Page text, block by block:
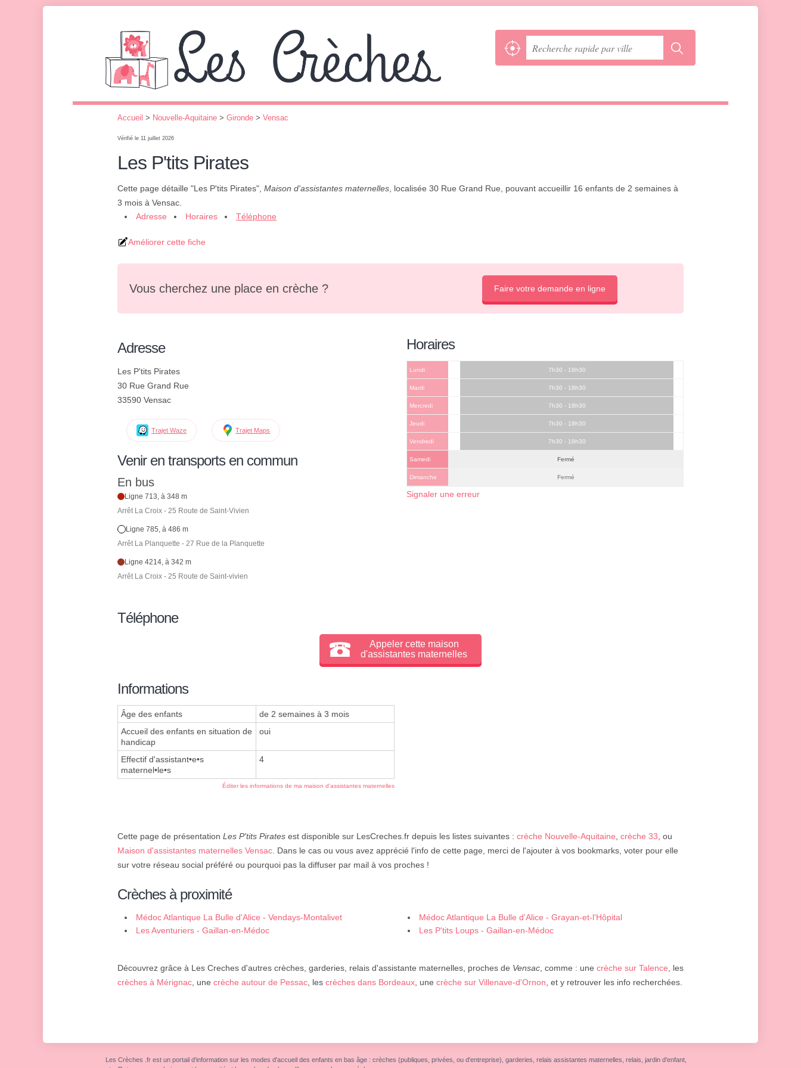
Accueil > Nouvelle-Aquitaine > Gironde > Vensac
Vérifié le 11 juillet 2026
Les P'tits Pirates
Cette page détaille "Les P'tits Pirates", Maison d'assistantes maternelles , localisée 30 Rue Grand Rue, pouvant accueillir 16 enfants de 2 semaines à
3 mois à Vensac.
Adresse
Horaires Téléphone
Améliorer cette fiche
Vous cherchez une place en crèche ? Faire votre demande en ligne
Adresse
Les P'tits Pirates
30 Rue Grand Rue
33590 Vensac
Trajet Waze Trajet Maps
Venir en transports en commun
En bus
Ligne 713, à 348 m
Arrêt La Croix - 25 Route de Saint-Vivien
Ligne 785, à 486 m
Arrêt La Planquette - 27 Rue de la Planquette
Ligne 4214, à 342 m
Arrêt La Croix - 25 Route de Saint-vivien
Horaires
Lundi 7h30 - 18h30
Mardi 7h30 - 18h30
Mercredi 7h30 - 18h30
Jeudi 7h30 - 18h30
Vendredi 7h30 - 18h30
Samedi Fermé
Dimanche Fermé
Signaler une erreur
Téléphone
Appeler cette maison
d'assistantes maternelles
Informations
Âge des enfants
de 2 semaines à 3 mois
Accueil des enfants en situation de
handicap
oui
Effectif d'assistant•e•s
maternel•le•s
4
Éditer les informations de ma maison d'assistantes maternelles
Cette page de présentation Les P'tits Pirates est disponible sur LesCreches.fr depuis les listes suivantes : crèche Nouvelle-Aquitaine, crèche 33, ou
Maison d'assistantes maternelles Vensac. Dans le cas ou vous avez apprécié l'info de cette page, merci de l'ajouter à vos bookmarks, voter pour elle
sur votre réseau social préféré ou pourquoi pas la diffuser par mail à vos proches !
Crèches à proximité
Médoc Atlantique La Bulle d'Alice - Vendays-Montalivet
Médoc Atlantique La Bulle d'Alice - Grayan-et-l'Hôpital
Les Aventuriers - Gaillan-en-Médoc
Les P'tits Loups - Gaillan-en-Médoc
Découvrez grâce à Les Creches d'autres crèches, garderies, relais d'assistante maternelles, proches de Vensac, comme : une crèche sur Talence, les
crèches à Mérignac, une crèche autour de Pessac, les crèches dans Bordeaux, une crèche sur Villenave-d'Ornon, et y retrouver les info recherchées.
Les Crèches .fr est un portail d'information sur les modes d'accueil des enfants en bas âge : crèches (publiques, privées, ou d'entreprise), garderies, relais assistantes maternelles, relais, jardin d'enfant,